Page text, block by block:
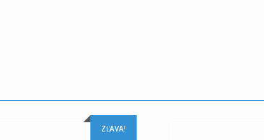
ZĽAVA!